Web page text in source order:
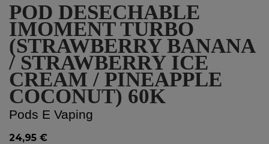
POD DESECHABLE
IMOMENT TURBO
(STRAWBERRY BANANA
/ STRAWBERRY ICE
CREAM / PINEAPPLE
COCONUT) 60K
Pods E Vaping
24,95 €